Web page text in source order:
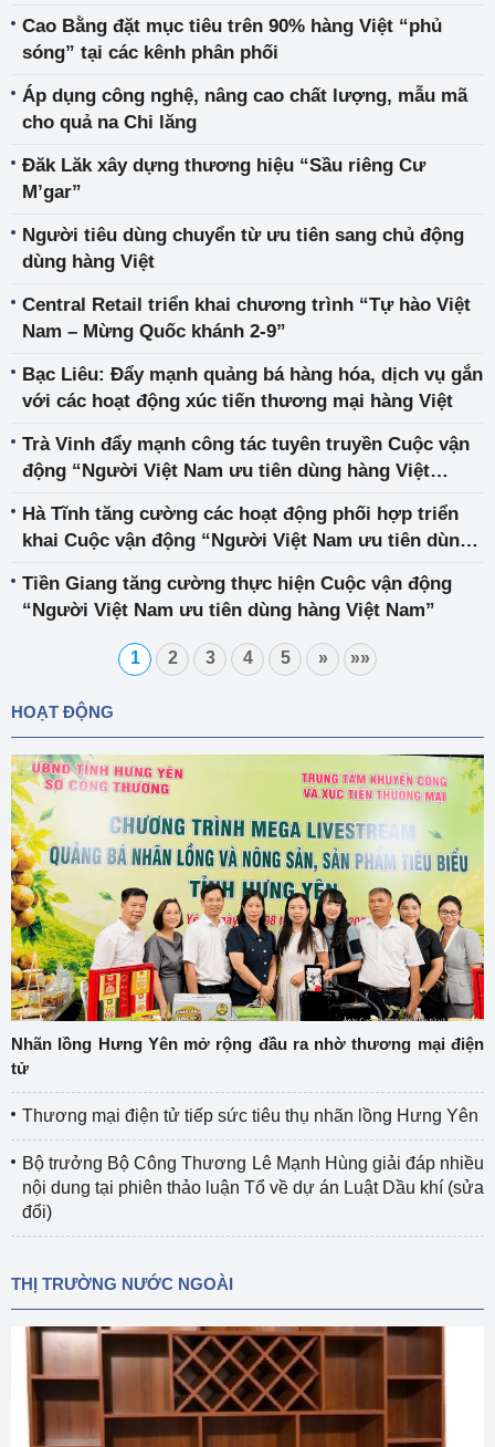
Cao Bằng đặt mục tiêu trên 90% hàng Việt “phủ
sóng” tại các kênh phân phối
Áp dụng công nghệ, nâng cao chất lượng, mẫu mã
cho quả na Chi lăng
Đăk Lăk xây dựng thương hiệu “Sầu riêng Cư
M’gar”
Người tiêu dùng chuyển từ ưu tiên sang chủ động
dùng hàng Việt
Central Retail triển khai chương trình “Tự hào Việt
Nam – Mừng Quốc khánh 2-9”
Bạc Liêu: Đẩy mạnh quảng bá hàng hóa, dịch vụ gắn
với các hoạt động xúc tiến thương mại hàng Việt
Trà Vinh đẩy mạnh công tác tuyên truyền Cuộc vận
động “Người Việt Nam ưu tiên dùng hàng Việt
Hà Tĩnh tăng cường các hoạt động phối hợp triển
khai Cuộc vận động “Người Việt Nam ưu tiên dùng
Tiền Giang tăng cường thực hiện Cuộc vận động
“Người Việt Nam ưu tiên dùng hàng Việt Nam”
1 2 3 4 5 » »»
HOẠT ĐỘNG
Nhãn lồng Hưng Yên mở rộng đầu ra nhờ thương mại điện
tử
Thương mại điện tử tiếp sức tiêu thụ nhãn lồng Hưng Yên
Bộ trưởng Bộ Công Thương Lê Mạnh Hùng giải đáp nhiều
nội dung tại phiên thảo luận Tổ về dự án Luật Dầu khí (sửa
đổi)
THỊ TRƯỜNG NƯỚC NGOÀI